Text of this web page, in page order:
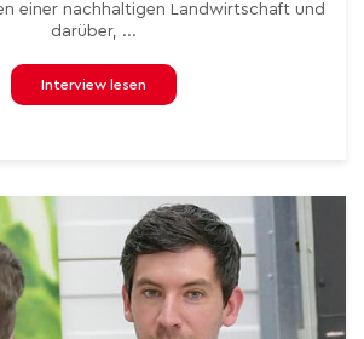
einer nachhaltigen Landwirtschaft und
darüber, ...
Interview lesen